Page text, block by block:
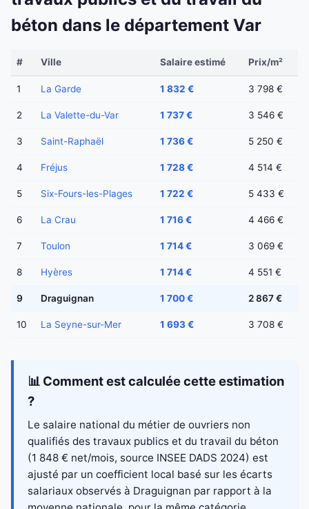
béton dans le département Var
# Ville Salaire estimé Prix/m²
1 La Garde 1 832 € 3 798 €
2 La Valette-du-Var 1 737 € 3 546 €
3 Saint-Raphaël 1 736 € 5 250 €
4 Fréjus 1 728 € 4 514 €
5 Six-Fours-les-Plages 1 722 € 5 433 €
6 La Crau 1 716 € 4 466 €
7 Toulon 1 714 € 3 069 €
8 Hyères 1 714 € 4 551 €
9 Draguignan 1 700 € 2 867 €
10 La Seyne-sur-Mer 1 693 € 3 708 €
📊 Comment est calculée cette estimation
?
Le salaire national du métier de ouvriers non
qualifiés des travaux publics et du travail du béton
(1 848 € net/mois, source INSEE DADS 2024) est
ajusté par un coefficient local basé sur les écarts
salariaux observés à Draguignan par rapport à la